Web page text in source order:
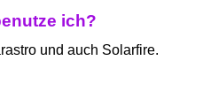
ich?
und auch Solarfire.